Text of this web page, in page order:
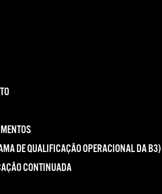
DE QUALIFICAÇÃO OPERACIONAL DA B3)
CONTINUADA